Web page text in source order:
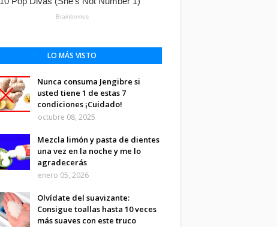
LO MÁS VISTO
Nunca consuma Jengibre si
usted tiene 1 de estas 7
condiciones ¡Cuidado!
octubre 08, 2025
Mezcla limón y pasta de dientes
una vez en la noche y me lo
agradecerás
enero 05, 2026
Olvídate del suavizante:
Consigue toallas hasta 10 veces
más suaves con este truco